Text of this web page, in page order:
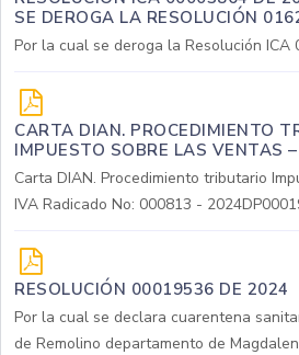
SE DEROGA LA RESOLUCIÓN
Por la cual se deroga la Resolución ICA
CARTA DIAN. PROCEDIMIENTO
IMPUESTO SOBRE LAS VENTAS
Carta DIAN. Procedimiento tributario
IVA Radicado No: 000813 -
RESOLUCIÓN 00019536 DE 2024
Por la cual se declara cuarentena
de Remolino departamento de